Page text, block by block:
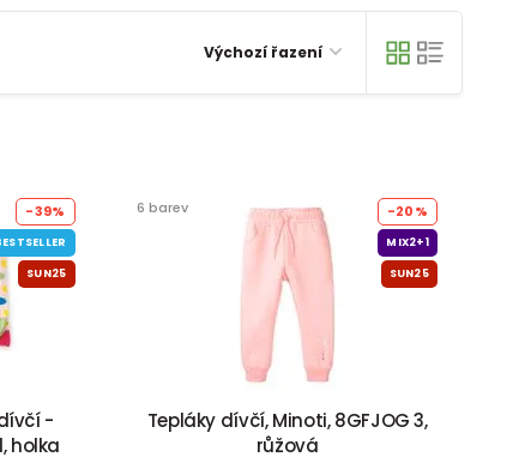
Výchozí řazení
-39%
SUN25
-
holka
6 barev -20%
MIX2+1
SUN25
Tepláky dívčí, Minoti, 8GFJOG 3,
růžová